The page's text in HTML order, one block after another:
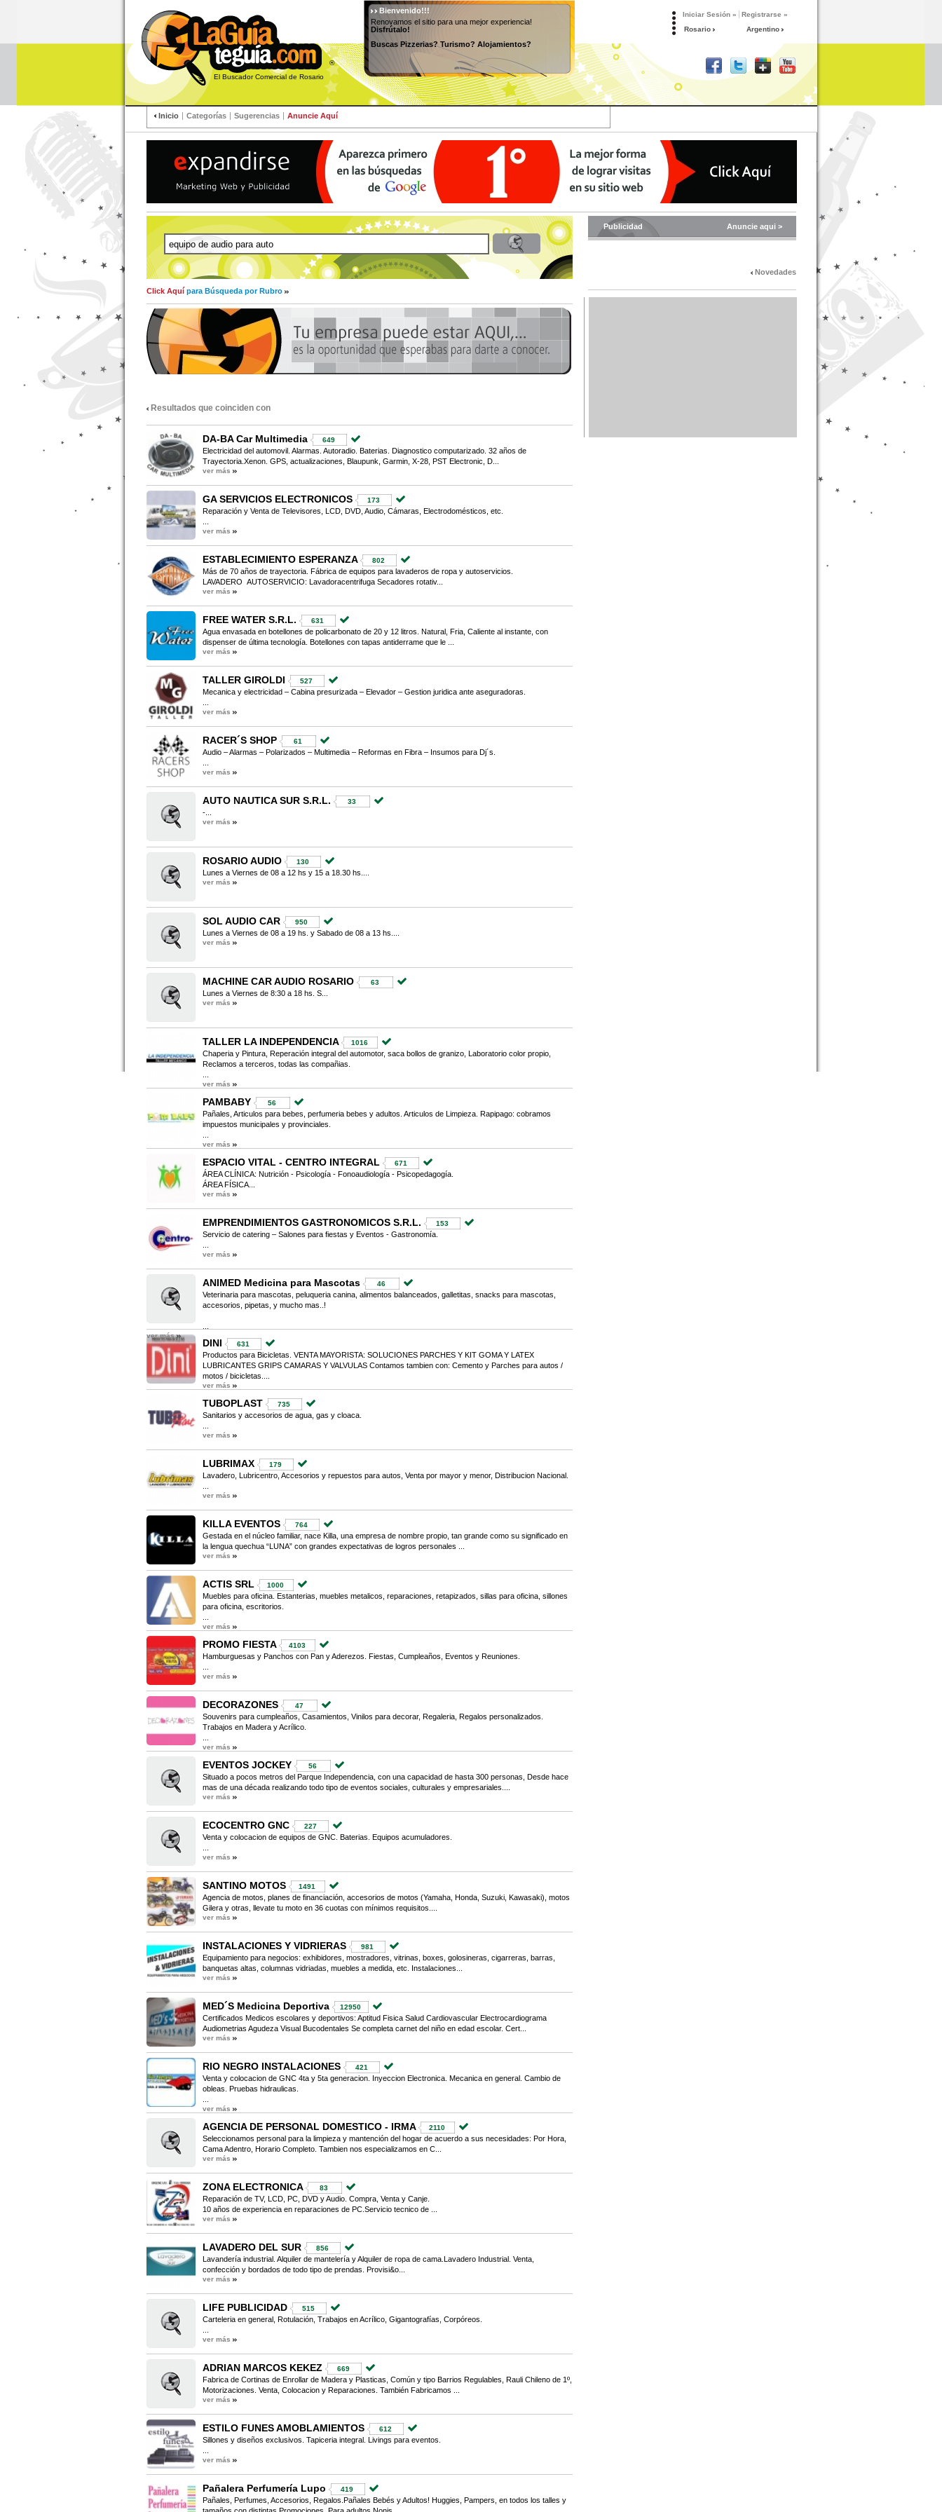
®
El Buscador Comercial de Rosario
Bienvenido!!!
Renovamos el sitio para una mejor experiencia!
Disfrútalo!
Buscas Pizzerias? Turismo? Alojamientos?
Iniciar Sesión »
Registrarse »
Rosario
Argentino
Inicio Categorías Sugerencias Anuncie Aquí
Click Aquípara Búsqueda por Rubro
Resultados que coinciden con
DA-BA Car Multimedia 649
Electricidad del automovil. Alarmas. Autoradio. Baterias. Diagnostico computarizado. 32 años de
Trayectoria.Xenon. GPS, actualizaciones, Blaupunk, Garmin, X-28, PST Electronic, D...
ver más
GA SERVICIOS ELECTRONICOS 173
Reparación y Venta de Televisores, LCD, DVD, Audio, Cámaras, Electrodomésticos, etc.
ver más
ESTABLECIMIENTO ESPERANZA 802
Más de 70 años de trayectoria. Fábrica de equipos para lavaderos de ropa y autoservicios.
LAVADERO AUTOSERVICIO: Lavadoracentrifuga Secadores rotativ...
ver más
FREE WATER S.R.L. 631
Agua envasada en botellones de policarbonato de 20 y 12 litros. Natural, Fria, Caliente al instante, con
dispenser de última tecnología. Botellones con tapas antiderrame que le ...
ver más
TALLER GIROLDI 527
Mecanica y electricidad – Cabina presurizada – Elevador – Gestion juridica ante aseguradoras.
ver más
RACER´S SHOP 61
Audio – Alarmas – Polarizados – Multimedia – Reformas en Fibra – Insumos para Dj´s.
ver más
AUTO NAUTICA SUR S.R.L. 33
-...
ver más
ROSARIO AUDIO 130
Lunes a Viernes de 08 a 12 hs y 15 a 18.30 hs....
ver más
SOL AUDIO CAR 950
Lunes a Viernes de 08 a 19 hs. y Sabado de 08 a 13 hs....
ver más
MACHINE CAR AUDIO ROSARIO 63
Lunes a Viernes de 8:30 a 18 hs. S...
ver más
TALLER LA INDEPENDENCIA 1016
Chaperia y Pintura, Reperación integral del automotor, saca bollos de granizo, Laboratorio color propio,
Reclamos a terceros, todas las compañias.
ver más
PAMBABY 56
Pañales, Articulos para bebes, perfumeria bebes y adultos. Articulos de Limpieza. Rapipago: cobramos
impuestos municipales y provinciales.
ver más
ESPACIO VITAL - CENTRO INTEGRAL 671
ÁREA CLÍNICA: Nutrición - Psicología - Fonoaudiología - Psicopedagogía.
ÁREA FÍSICA...
ver más
EMPRENDIMIENTOS GASTRONOMICOS S.R.L. 153
Servicio de catering – Salones para fiestas y Eventos - Gastronomía.
ver más
ANIMED Medicina para Mascotas 46
Veterinaria para mascotas, peluqueria canina, alimentos balanceados, galletitas, snacks para mascotas,
accesorios, pipetas, y mucho mas..!
ver más
DINI 631
Productos para Bicicletas. VENTA MAYORISTA: SOLUCIONES PARCHES Y KIT GOMA Y LATEX
LUBRICANTES GRIPS CAMARAS Y VALVULAS Contamos tambien con: Cemento y Parches para autos /
motos / bicicletas....
ver más
TUBOPLAST 735
Sanitarios y accesorios de agua, gas y cloaca.
ver más
LUBRIMAX 179
Lavadero, Lubricentro, Accesorios y repuestos para autos, Venta por mayor y menor, Distribucion Nacional.
ver más
KILLA EVENTOS 764
Gestada en el núcleo familiar, nace Killa, una empresa de nombre propio, tan grande como su significado en
la lengua quechua “LUNA” con grandes expectativas de logros personales ...
ver más
ACTIS SRL 1000
Muebles para oficina. Estanterias, muebles metalicos, reparaciones, retapizados, sillas para oficina, sillones
para oficina, escritorios.
ver más
PROMO FIESTA 4103
Hamburguesas y Panchos con Pan y Aderezos. Fiestas, Cumpleaños, Eventos y Reuniones.
ver más
DECORAZONES 47
Souvenirs para cumpleaños, Casamientos, Vinilos para decorar, Regaleria, Regalos personalizados.
Trabajos en Madera y Acrílico.
ver más
EVENTOS JOCKEY 56
Situado a pocos metros del Parque Independencia, con una capacidad de hasta 300 personas, Desde hace
mas de una década realizando todo tipo de eventos sociales, culturales y empresariales....
ver más
ECOCENTRO GNC 227
Venta y colocacion de equipos de GNC. Baterias. Equipos acumuladores.
ver más
SANTINO MOTOS 1491
Agencia de motos, planes de financiación, accesorios de motos (Yamaha, Honda, Suzuki, Kawasaki), motos
Gilera y otras, llevate tu moto en 36 cuotas con mínimos requisitos....
ver más
INSTALACIONES Y VIDRIERAS 981
Equipamiento para negocios: exhibidores, mostradores, vitrinas, boxes, golosineras, cigarreras, barras,
banquetas altas, columnas vidriadas, muebles a medida, etc. Instalaciones...
ver más
MED´S Medicina Deportiva 12950
Certificados Medicos escolares y deportivos: Aptitud Fisica Salud Cardiovascular Electrocardiograma
Audiometrias Agudeza Visual Bucodentales Se completa carnet del niño en edad escolar. Cert...
ver más
RIO NEGRO INSTALACIONES 421
Venta y colocacion de GNC 4ta y 5ta generacion. Inyeccion Electronica. Mecanica en general. Cambio de
obleas. Pruebas hidraulicas.
ver más
AGENCIA DE PERSONAL DOMESTICO - IRMA 2110
Seleccionamos personal para la limpieza y mantención del hogar de acuerdo a sus necesidades: Por Hora,
Cama Adentro, Horario Completo. Tambien nos especializamos en C...
ver más
ZONA ELECTRONICA 83
Reparación de TV, LCD, PC, DVD y Audio. Compra, Venta y Canje.
10 años de experiencia en reparaciones de PC.Servicio tecnico de ...
ver más
LAVADERO DEL SUR 856
Lavandería industrial. Alquiler de mantelería y Alquiler de ropa de cama.Lavadero Industrial. Venta,
confección y bordados de todo tipo de prendas. Provisi&o...
ver más
LIFE PUBLICIDAD 515
Carteleria en general, Rotulación, Trabajos en Acrílico, Gigantografías, Corpóreos.
ver más
ADRIAN MARCOS KEKEZ 669
Fabrica de Cortinas de Enrollar de Madera y Plasticas, Común y tipo Barrios Regulables, Rauli Chileno de 1º,
Motorizaciones. Venta, Colocacion y Reparaciones. También Fabricamos ...
ver más
ESTILO FUNES AMOBLAMIENTOS 612
Sillones y diseños exclusivos. Tapiceria integral. Livings para eventos.
ver más
Pañalera Perfumería Lupo 419
Pañales, Perfumes, Accesorios, Regalos.Pañales Bebés y Adultos! Huggies, Pampers, en todos los talles y
Publicidad Anuncie aqui >
Novedades